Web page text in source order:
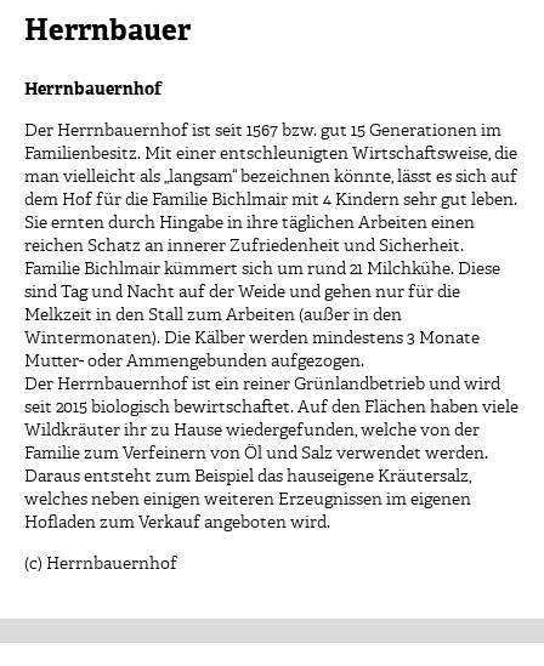
Herrnbauer
Herrnbauernhof
Der Herrnbauernhof ist seit 1567 bzw. gut 15 Generationen im
Familienbesitz. Mit einer entschleunigten Wirtschaftsweise, die
man vielleicht als „langsam“ bezeichnen könnte, lässt es sich auf
dem Hof für die Familie Bichlmair mit 4 Kindern sehr gut leben.
Sie ernten durch Hingabe in ihre täglichen Arbeiten einen
reichen Schatz an innerer Zufriedenheit und Sicherheit.
Familie Bichlmair kümmert sich um rund 21 Milchkühe. Diese
sind Tag und Nacht auf der Weide und gehen nur für die
Melkzeit in den Stall zum Arbeiten (außer in den
Wintermonaten). Die Kälber werden mindestens 3 Monate
Mutter- oder Ammengebunden aufgezogen.
Der Herrnbauernhof ist ein reiner Grünlandbetrieb und wird
seit 2015 biologisch bewirtschaftet. Auf den Flächen haben viele
Wildkräuter ihr zu Hause wiedergefunden, welche von der
Familie zum Verfeinern von Öl und Salz verwendet werden.
Daraus entsteht zum Beispiel das hauseigene Kräutersalz,
welches neben einigen weiteren Erzeugnissen im eigenen
Hofladen zum Verkauf angeboten wird.
(c) Herrnbauernhof